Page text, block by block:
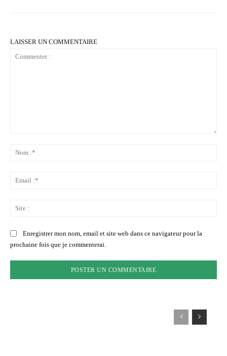
LAISSER UN COMMENTAIRE
Enregistrer mon nom, email et site web dans ce navigateur pour la
prochaine fois que je commenterai.